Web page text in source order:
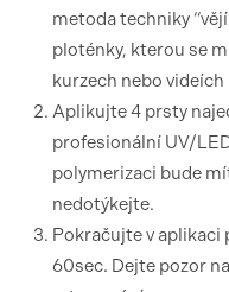
metoda techniky
ploténky, kterou se
kurzech nebo
Aplikujte 4 prsty
profesionální UV/
polymerizaci bude
nedotýkejte.
Pokračujte v aplikaci
60sec. Dejte pozor